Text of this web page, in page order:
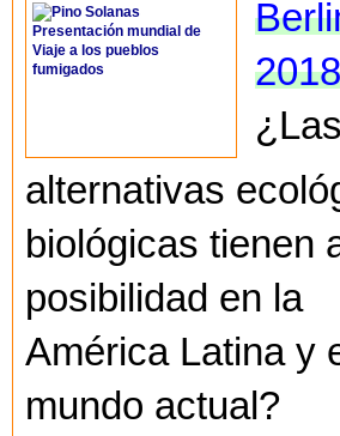
2018
¿Las
alternativas
biológicas tienen
posibilidad en la
América Latina y
mundo actual?